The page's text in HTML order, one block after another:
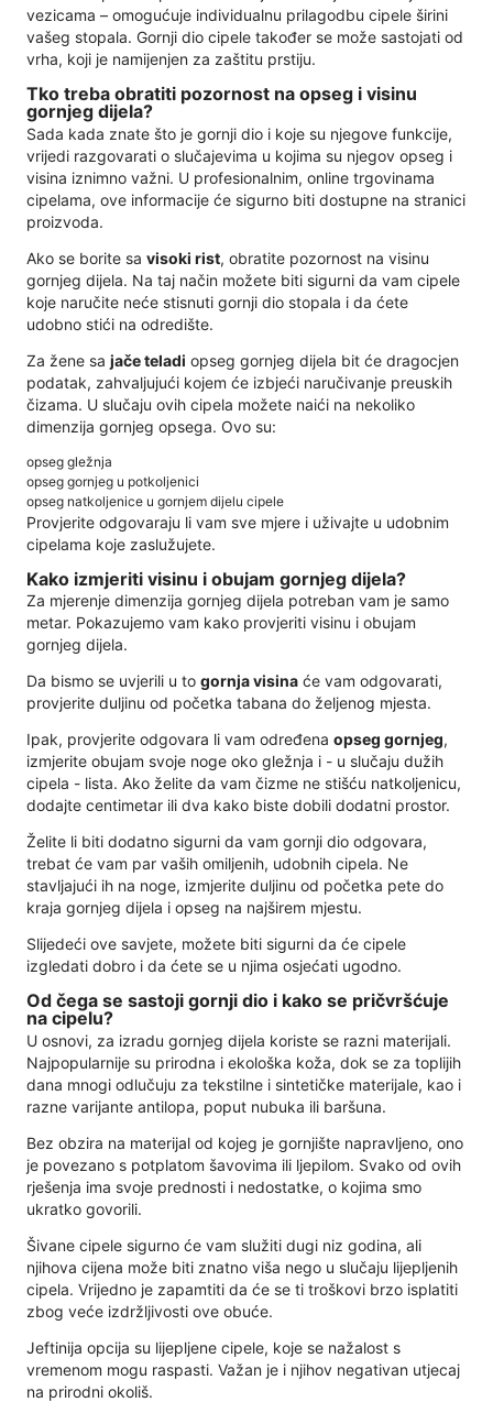
vezicama – omogućuje individualnu prilagodbu cipele širini
vašeg stopala. Gornji dio cipele također se može sastojati od
vrha, koji je namijenjen za zaštitu prstiju.
Tko treba obratiti pozornost na opseg i visinu
gornjeg dijela?
Sada kada znate što je gornji dio i koje su njegove funkcije,
vrijedi razgovarati o slučajevima u kojima su njegov opseg i
visina iznimno važni. U profesionalnim, online trgovinama
cipelama, ove informacije će sigurno biti dostupne na stranici
proizvoda.
Ako se borite sa visoki rist, obratite pozornost na visinu
gornjeg dijela. Na taj način možete biti sigurni da vam cipele
koje naručite neće stisnuti gornji dio stopala i da ćete
udobno stići na odredište.
Za žene sa jače teladi opseg gornjeg dijela bit će dragocjen
podatak, zahvaljujući kojem će izbjeći naručivanje preuskih
čizama. U slučaju ovih cipela možete naići na nekoliko
dimenzija gornjeg opsega. Ovo su:
opseg gležnja
opseg gornjeg u potkoljenici
opseg natkoljenice u gornjem dijelu cipele
Provjerite odgovaraju li vam sve mjere i uživajte u udobnim
cipelama koje zaslužujete.
Kako izmjeriti visinu i obujam gornjeg dijela?
Za mjerenje dimenzija gornjeg dijela potreban vam je samo
metar. Pokazujemo vam kako provjeriti visinu i obujam
gornjeg dijela.
Da bismo se uvjerili u to gornja visina će vam odgovarati,
provjerite duljinu od početka tabana do željenog mjesta.
Ipak, provjerite odgovara li vam određena opseg gornjeg,
izmjerite obujam svoje noge oko gležnja i - u slučaju dužih
cipela - lista. Ako želite da vam čizme ne stišću natkoljenicu,
dodajte centimetar ili dva kako biste dobili dodatni prostor.
Želite li biti dodatno sigurni da vam gornji dio odgovara,
trebat će vam par vaših omiljenih, udobnih cipela. Ne
stavljajući ih na noge, izmjerite duljinu od početka pete do
kraja gornjeg dijela i opseg na najširem mjestu.
Slijedeći ove savjete, možete biti sigurni da će cipele
izgledati dobro i da ćete se u njima osjećati ugodno.
Od čega se sastoji gornji dio i kako se pričvršćuje
na cipelu?
U osnovi, za izradu gornjeg dijela koriste se razni materijali.
Najpopularnije su prirodna i ekološka koža, dok se za toplijih
dana mnogi odlučuju za tekstilne i sintetičke materijale, kao i
razne varijante antilopa, poput nubuka ili baršuna.
Bez obzira na materijal od kojeg je gornjište napravljeno, ono
je povezano s potplatom šavovima ili ljepilom. Svako od ovih
rješenja ima svoje prednosti i nedostatke, o kojima smo
ukratko govorili.
Šivane cipele sigurno će vam služiti dugi niz godina, ali
njihova cijena može biti znatno viša nego u slučaju lijepljenih
cipela. Vrijedno je zapamtiti da će se ti troškovi brzo isplatiti
zbog veće izdržljivosti ove obuće.
Jeftinija opcija su lijepljene cipele, koje se nažalost s
vremenom mogu raspasti. Važan je i njihov negativan utjecaj
na prirodni okoliš.